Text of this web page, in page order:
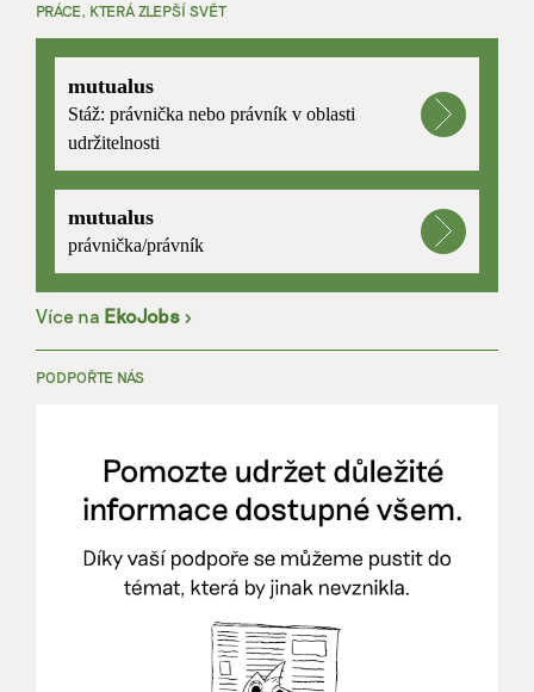
PRÁCE, KTERÁ ZLEPŠÍ SVĚT
mutualus
Stáž: právnička nebo právník v oblasti
udržitelnosti
mutualus
právnička/právník
Více na EkoJobs >
PODPOŘTE NÁS